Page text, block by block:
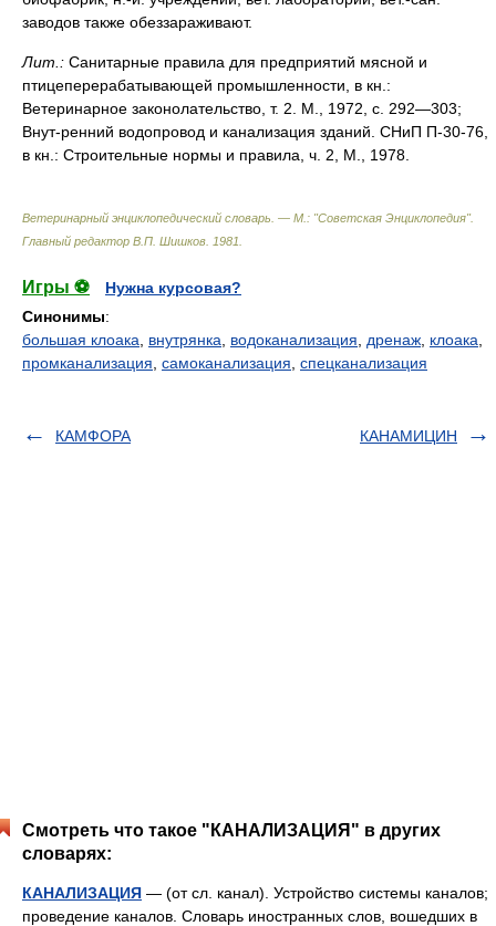
заводов также обеззараживают.
Лит.: Санитарные правила для предприятий мясной и
птицеперерабатывающей промышленности, в кн.:
Ветеринарное законолательство, т. 2. М., 1972, с. 292—303;
Внут-ренний водопровод и канализация зданий. СНиП П-30-76,
в кн.: Строительные нормы и правила, ч. 2, М., 1978.
Ветеринарный энциклопедический словарь. — М.: "Советская Энциклопедия".
Главный редактор В.П. Шишков 1981
Игры ⚽
Нужна курсовая?
Синонимы:
большая клоака
внутрянка водоканализация дренаж клоака
промканализация самоканализация спецканализация
КАМФОРА КАНАМИЦИН
Смотреть что такое "КАНАЛИЗАЦИЯ" в других
словарях:
КАНАЛИЗАЦИЯ — (от сл. канал). Устройство системы каналов;
проведение каналов. Словарь иностранных слов, вошедших в